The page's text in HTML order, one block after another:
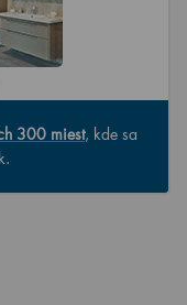
300 miest, kde sa